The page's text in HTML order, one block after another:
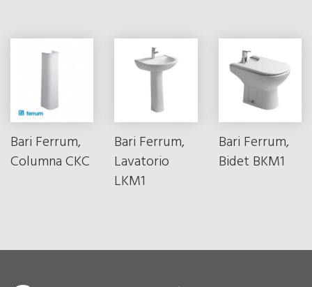
Bari Ferrum,
Columna CKC
Bari Ferrum,
Lavatorio
LKM1
Bari Ferrum,
Bidet BKM1